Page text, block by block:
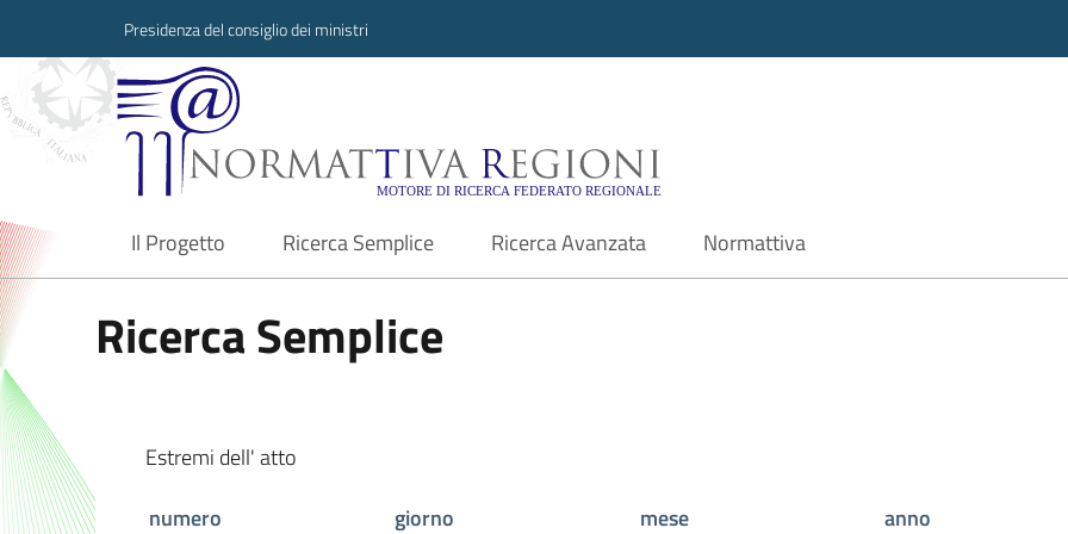
Presidenza del consiglio dei ministri
Normattiva Regioni - Motore di ricerca
Il Progetto
current Ricerca Semplice Ricerca Avanzata Normattiva
Ricerca Semplice
Estremi dell' atto
numero
giorno mese
anno